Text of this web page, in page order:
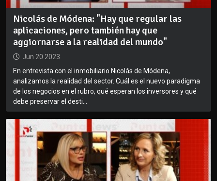
Nicolás de Módena: "Hay que regular las
aplicaciones, pero también hay que
aggiornarse a la realidad del mundo"
Jun 20 2023
En entrevista con el inmobiliario Nicolás de Módena,
analizamos la realidad del sector. Cuál es el nuevo paradigma
de los negocios en el rubro, qué esperan los inversores y qué
debe preservar el desti...